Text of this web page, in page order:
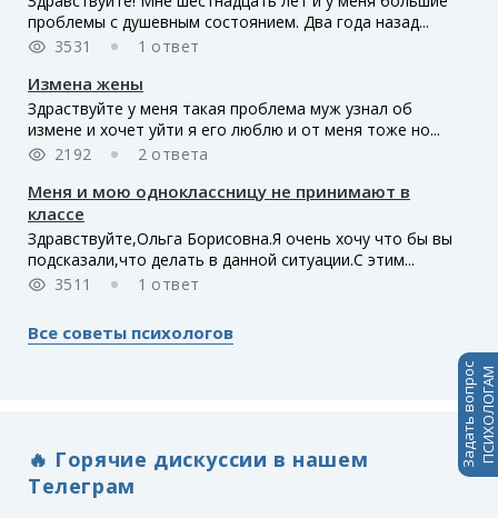
проблемы с душевным состоянием. Два года назад...
3531
1 ответ
Измена жены
Здраствуйте у меня такая проблема муж узнал об
измене и хочет уйти я его люблю и от меня тоже но...
2192
2 ответа
Меня и мою одноклассницу не принимают в
классе
Здравствуйте,Ольга Борисовна.Я очень хочу что бы вы
подсказали,что делать в данной ситуации.С этим...
3511
1 ответ
Все советы психологов
🔥 Горячие дискуссии в нашем
Телеграм
Задать вопросПСИХОЛОГАМ